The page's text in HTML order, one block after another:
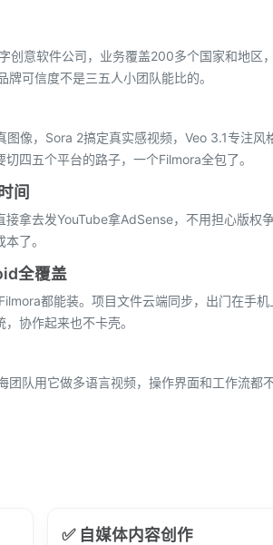
意软件公司，业务覆盖200多个国家和地区
可信度不是三五人小团队能比的。
像，Sora 2搞定真实感视频，Veo 3.1专注风
四五个平台的路子，一个Filmora全包了。
间
拿去发YouTube拿AdSense，不用担心版权
了。
全覆盖
都能装。项目文件云端同步，出门在手机
协作起来也不卡壳。
队用它做多语言视频，操作界面和工作流都
✅ 自媒体内容创作